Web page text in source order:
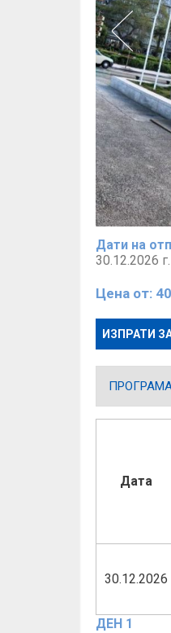
Дати на
30.12.2026 г.
Цена от:
ИЗПРАТИ
Дата
30.12.2026
ДЕН 1